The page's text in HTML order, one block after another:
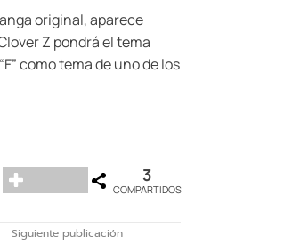
original, aparece
Z pondrá el tema
como tema de uno de los
3
COMPARTIDOS
Siguiente publicación